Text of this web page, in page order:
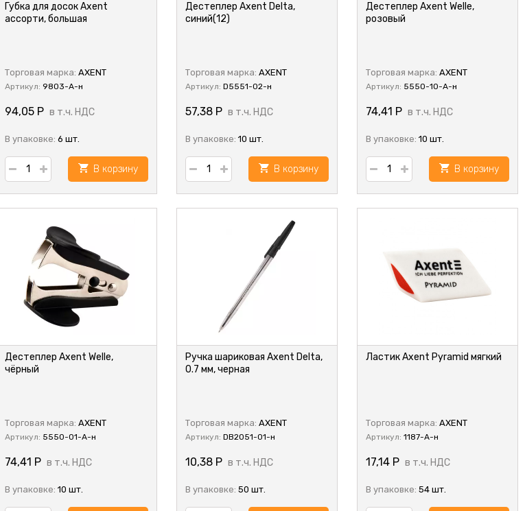
Губка для досок Axent
ассорти, большая
Торговая марка: AXENT
Артикул: 9803-A-н
94,05 Р в т.ч. НДС
В упаковке: 6 шт.
В корзину
Дестеплер Axent Delta,
синий(12)
Торговая марка: AXENT
Артикул: D5551-02-н
57,38 Р в т.ч. НДС
В упаковке: 10 шт.
В корзину
Дестеплер Axent Welle,
розовый
Торговая марка: AXENT
Артикул: 5550-10-A-н
74,41 Р в т.ч. НДС
В упаковке: 10 шт.
В корзину
Дестеплер Axent Welle,
чёрный
Торговая марка: AXENT
Артикул: 5550-01-A-н
74,41 Р в т.ч. НДС
В упаковке: 10 шт.
Ручка шариковая Axent Delta,
0.7 мм, черная
Торговая марка: AXENT
Артикул: DB2051-01-н
10,38 Р в т.ч. НДС
В упаковке: 50 шт.
Ластик Axent Pyramid мягкий
Торговая марка: AXENT
Артикул: 1187-A-н
17,14 Р в т.ч. НДС
В упаковке: 54 шт.